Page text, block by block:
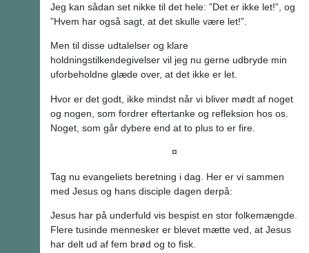
Jeg kan sådan set nikke til det hele: ”Det er ikke let!”, og
”Hvem har også sagt, at det skulle være let!”.
Men til disse udtalelser og klare
holdningstilkendegivelser vil jeg nu gerne udbryde min
uforbeholdne glæde over, at det ikke er let.
Hvor er det godt, ikke mindst når vi bliver mødt af noget
og nogen, som fordrer eftertanke og refleksion hos os.
Noget, som går dybere end at to plus to er fire.
¤
Tag nu evangeliets beretning i dag. Her er vi sammen
med Jesus og hans disciple dagen derpå:
Jesus har på underfuld vis bespist en stor folkemængde.
Flere tusinde mennesker er blevet mætte ved, at Jesus
har delt ud af fem brød og to fisk.